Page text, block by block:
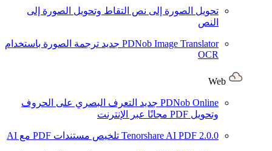
تحويل الصورة إلى نص التقاط وتحويل الصورة إلى
النص
PDNob Image Translator جديد ترجمة الصورة باستخدام
OCR
PDNob Online جديد التعرف البصري على الحروف
وتحويل PDF مجانًا عبر الإنترنت
Tenorshare AI PDF 2.0.0 تلخيص مستندات PDF مع AI